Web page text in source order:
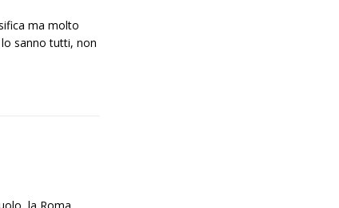
ma molto
sanno tutti, non
la Roma